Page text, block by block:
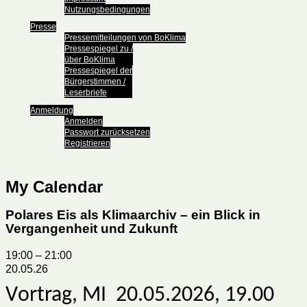
Nutzungsbedingungen
Presse
Pressemitteilungen von BoKlima
Pressespiegel zu /
über BoKlima
Pressespiegel der
Bürgerstimmen /
Leserbriefe
Anmeldung
Anmelden
Passwort zurücksetzen
Registrieren
My Calendar
Polares Eis als Klimaarchiv – ein Blick in
Vergangenheit und Zukunft
19:00 – 21:00
20.05.26
Vortrag, MI 20.05.2026, 19.00